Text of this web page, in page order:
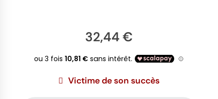
32,44 €
Victime de son succès